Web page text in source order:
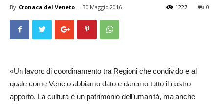
By Cronaca del Veneto - 30 Maggio 2016 0
1227
«Un lavoro di coordinamento tra Regioni che condivido e al
quale come Veneto abbiamo dato e daremo tutto il nostro
apporto. La cultura è un patrimonio dell’umanità, ma anche